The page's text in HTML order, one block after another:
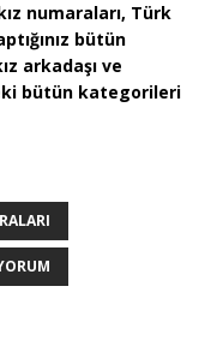
numaraları, Türk
bütün
arkadaşı ve
bütün kategorileri